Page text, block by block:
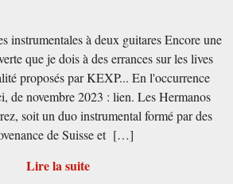
instrumentales à deux guitares Encore une
que je dois à des errances sur les lives
proposés par KEXP... En l'occurrence
de novembre 2023 : lien. Les Hermanos
soit un duo instrumental formé par des
de Suisse et […]
Lire la suite